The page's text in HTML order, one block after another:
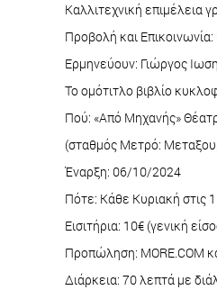
Καλλιτεχνική επιμέλεια
Προβολή και
Ερμηνεύουν: Γιώργος
Το ομότιτλο βιβλίο
Πού: «Από Μηχανής»
(σταθμός Μετρό:
Έναρξη: 06/10/2024
Πότε: Κάθε Κυριακή στις
Εισιτήρια: 10€ (γενική
Προπώληση: MORE.COM
Διάρκεια: 70 λεπτά με